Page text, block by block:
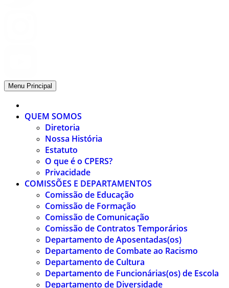
Menu Principal
QUEM SOMOS
Diretoria
Nossa História
Estatuto
O que é o CPERS?
Privacidade
COMISSÕES E DEPARTAMENTOS
Comissão de Educação
Comissão de Formação
Comissão de Comunicação
Comissão de Contratos Temporários
Departamento de Aposentadas(os)
Departamento de Combate ao Racismo
Departamento de Cultura
Departamento de Funcionárias(os) de Escola
Departamento de Diversidade